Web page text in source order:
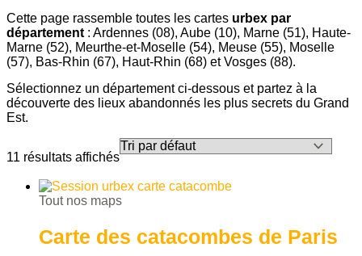
Cette page rassemble toutes les cartes urbex par
département : Ardennes (08), Aube (10), Marne (51), Haute-
Marne (52), Meurthe-et-Moselle (54), Meuse (55), Moselle
(57), Bas-Rhin (67), Haut-Rhin (68) et Vosges (88).
Sélectionnez un département ci-dessous et partez à la
découverte des lieux abandonnés les plus secrets du Grand
Est.
11 résultats affichés
Tout nos maps
Carte des catacombes de Paris